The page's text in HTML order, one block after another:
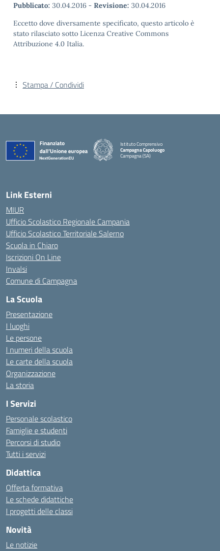
Pubblicato: 30.04.2016 - Revisione: 30.04.2016
Eccetto dove diversamente specificato, questo articolo è
stato rilasciato sotto Licenza Creative Commons
Attribuzione 4.0 Italia.
Stampa / Condividi
Istituto Comprensivo
Campagna Capoluogo
Campagna (SA)
Link Esterni
MIUR
Ufficio Scolastico Regionale Campania
Ufficio Scolastico Territoriale Salerno
Scuola in Chiaro
Iscrizioni On Line
Invalsi
Comune di Campagna
La Scuola
Presentazione
I luoghi
Le persone
I numeri della scuola
Le carte della scuola
Organizzazione
La storia
I Servizi
Personale scolastico
Famiglie e studenti
Percorsi di studio
Tutti i servizi
Didattica
Offerta formativa
Le schede didattiche
I progetti delle classi
Novità
Le notizie